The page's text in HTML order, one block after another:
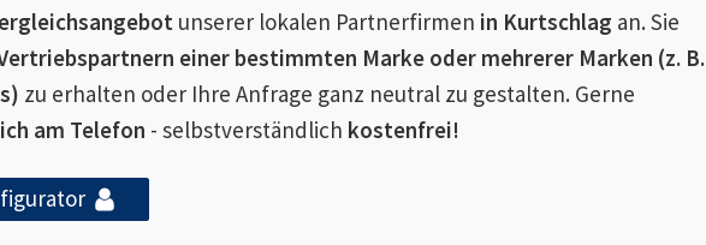
unserer lokalen Partnerfirmen in Kurtschlag an. Sie
einer bestimmten Marke oder mehrerer Marken (z. B.
zu erhalten oder Ihre Anfrage ganz neutral zu gestalten. Gerne
am Telefon - selbstverständlich kostenfrei!